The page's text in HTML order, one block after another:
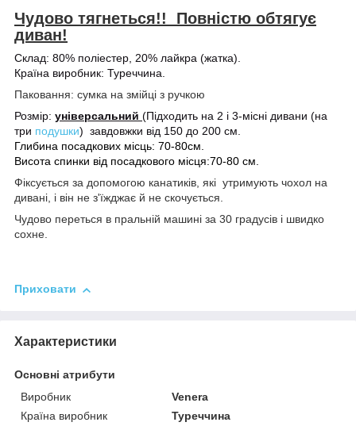
Чудово тягнеться!! Повністю обтягує
диван!
Склад: 80% поліестер, 20% лайкра (жатка).
Країна виробник: Туреччина.
Паковання: сумка на змійці з ручкою
Розмір: універсальний (Підходить на 2 і 3-місні дивани (на
три подушки) завдовжки від 150 до 200 см.
Глибина посадкових місць: 70-80см.
Висота спинки від посадкового місця:70-80 см.
Фіксується за допомогою канатиків, які утримують чохол на
дивані, і він не з'їжджає й не скочується.
Чудово переться в пральній машині за 30 градусів і швидко
сохне.
Приховати
Характеристики
Основні атрибути
Виробник
Venera
Країна виробник
Туреччина